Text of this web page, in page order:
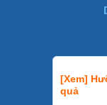
[Xem]
quả